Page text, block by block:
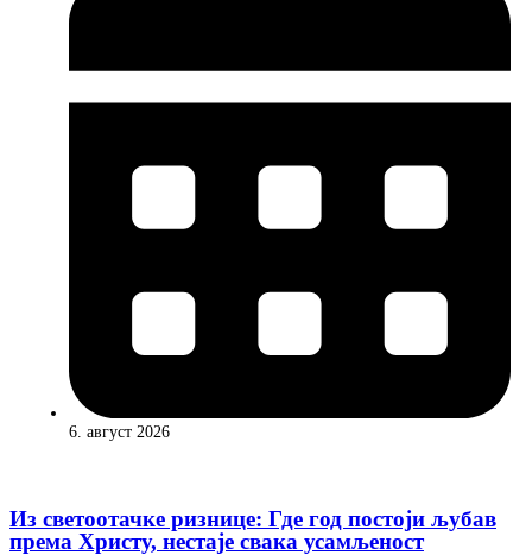
6. август 2026
Из светоотачке ризнице: Где год постоји љубав
према Христу, нестаје свака усамљеност